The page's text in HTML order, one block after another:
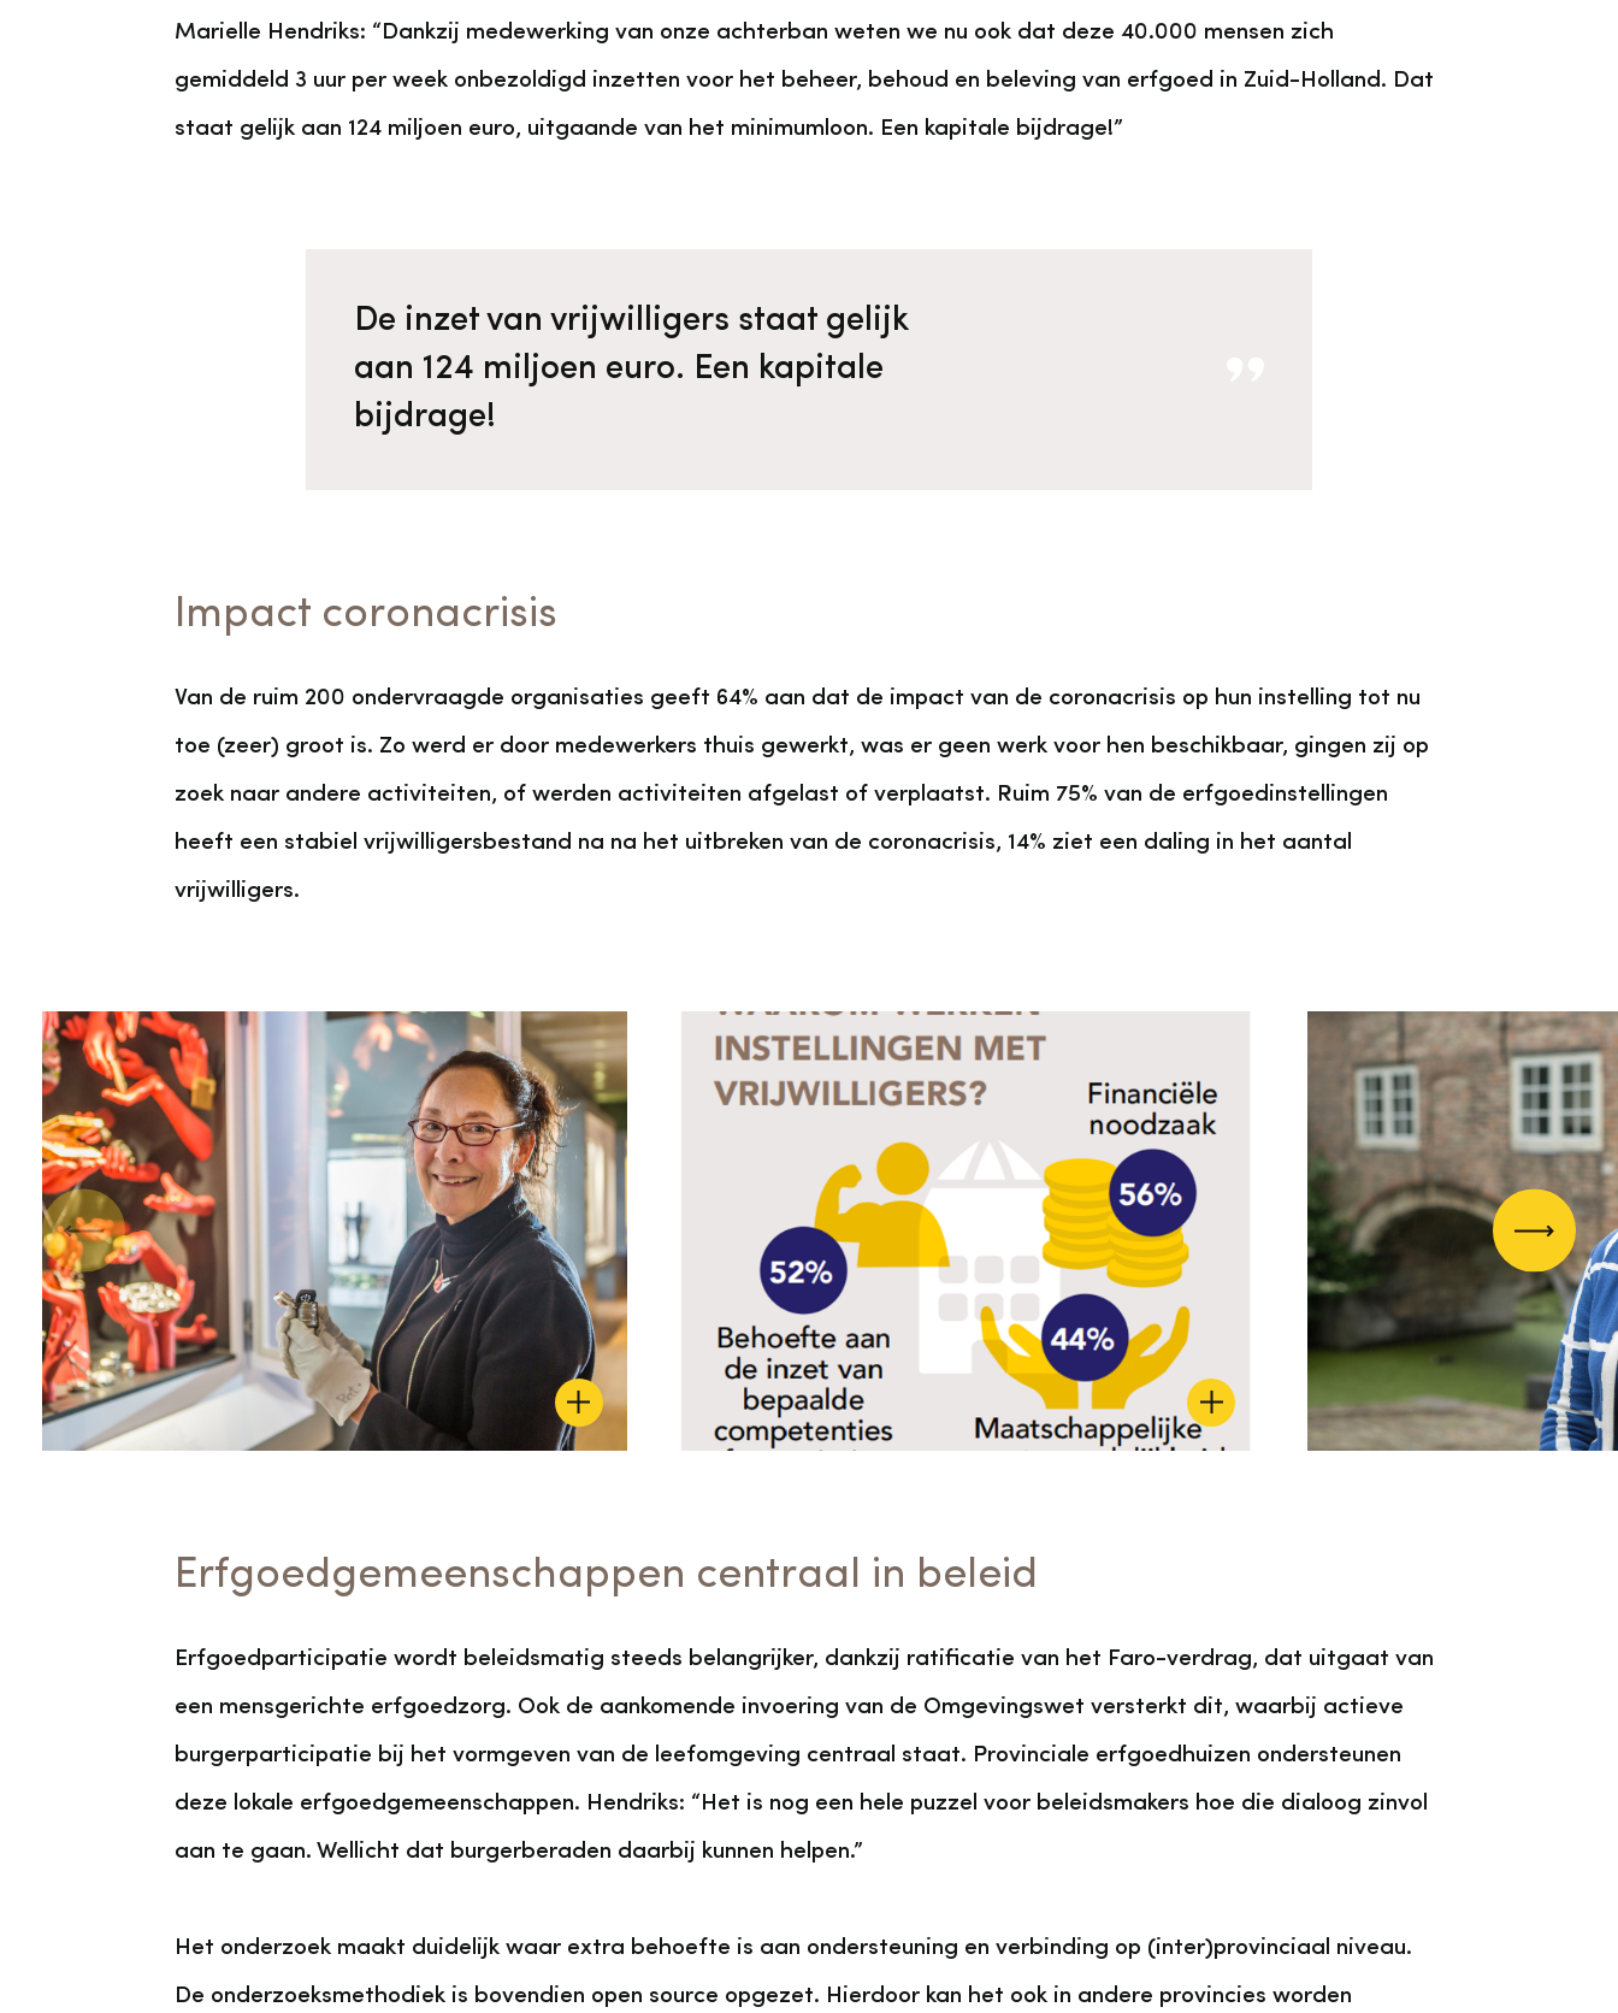
Marielle Hendriks: “Dankzij medewerking van onze achterban weten we nu ook dat deze 40.000 mensen zich
gemiddeld 3 uur per week onbezoldigd inzetten voor het beheer, behoud en beleving van erfgoed in Zuid-Holland. Dat
staat gelijk aan 124 miljoen euro, uitgaande van het minimumloon. Een kapitale bijdrage!”
De inzet van vrijwilligers staat gelijk
aan 124 miljoen euro. Een kapitale
bijdrage!
Impact coronacrisis
Van de ruim 200 ondervraagde organisaties geeft 64% aan dat de impact van de coronacrisis op hun instelling tot nu
toe (zeer) groot is. Zo werd er door medewerkers thuis gewerkt, was er geen werk voor hen beschikbaar, gingen zij op
zoek naar andere activiteiten, of werden activiteiten afgelast of verplaatst. Ruim 75% van de erfgoedinstellingen
heeft een stabiel vrijwilligersbestand na na het uitbreken van de coronacrisis, 14% ziet een daling in het aantal
vrijwilligers.
Vorige
Erfgoedgemeenschappen centraal in beleid
Erfgoedparticipatie wordt beleidsmatig steeds belangrijker, dankzij ratificatie van het Faro-verdrag, dat uitgaat van
een mensgerichte erfgoedzorg. Ook de aankomende invoering van de Omgevingswet versterkt dit, waarbij actieve
burgerparticipatie bij het vormgeven van de leefomgeving centraal staat. Provinciale erfgoedhuizen ondersteunen
deze lokale erfgoedgemeenschappen. Hendriks: “Het is nog een hele puzzel voor beleidsmakers hoe die dialoog zinvol
aan te gaan. Wellicht dat burgerberaden daarbij kunnen helpen.”
Het onderzoek maakt duidelijk waar extra behoefte is aan ondersteuning en verbinding op (inter)provinciaal niveau.
De onderzoeksmethodiek is bovendien open source opgezet. Hierdoor kan het ook in andere provincies worden